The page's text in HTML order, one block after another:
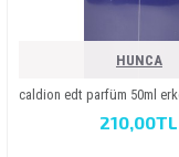
HUNCA
caldi̇on edt parfüm 50ml
210,00TL